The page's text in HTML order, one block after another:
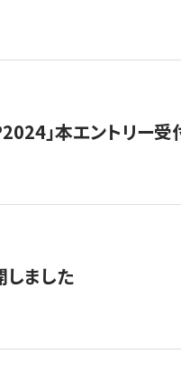
」本エントリー
しました